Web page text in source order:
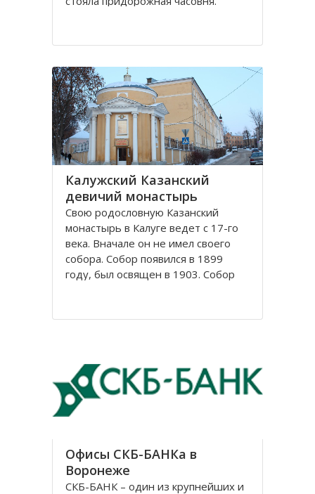
Калуге, увидел видение, что он
Животворящему Кресту в
неизвестной часовне. Позже он
узнал
Калужский Казанский
девичий монастырь
Свою родословную Казанский
монастырь в Калуге ведет с 17-го
века. Вначале он не имел своего
собора. Собор появился в 1899
году, был освящен в 1903. Собор
В нем было 3 престола, но
Офисы СКБ-БАНКа в
Воронеже
СКБ-БАНК – один из крупнейших и